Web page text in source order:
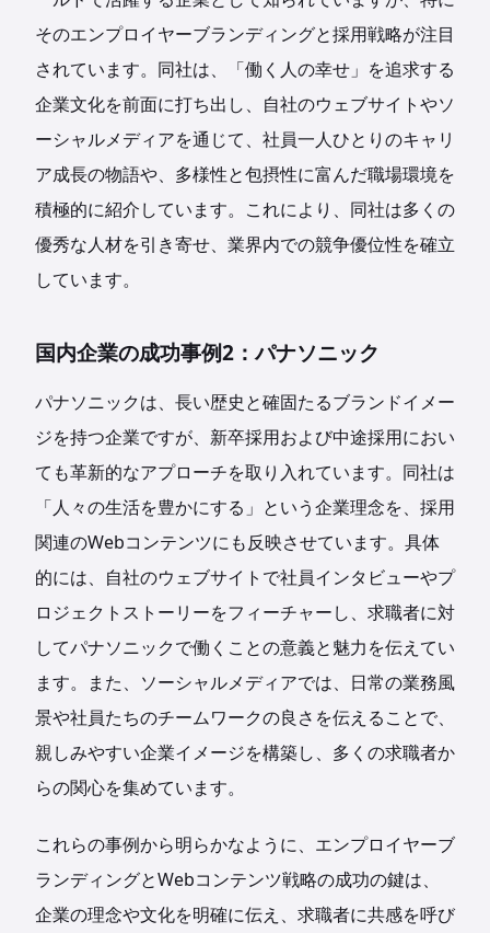
そのエンプロイヤーブランディングと採用戦略が注目
されています。同社は、「働く人の幸せ」を追求する
企業文化を前面に打ち出し、自社のウェブサイトやソ
ーシャルメディアを通じて、社員一人ひとりのキャリ
ア成長の物語や、多様性と包摂性に富んだ職場環境を
積極的に紹介しています。これにより、同社は多くの
優秀な人材を引き寄せ、業界内での競争優位性を確立
しています。
国内企業の成功事例2：パナソニック
パナソニックは、長い歴史と確固たるブランドイメー
ジを持つ企業ですが、新卒採用および中途採用におい
ても革新的なアプローチを取り入れています。同社は
「人々の生活を豊かにする」という企業理念を、採用
関連のWebコンテンツにも反映させています。具体
的には、自社のウェブサイトで社員インタビューやプ
ロジェクトストーリーをフィーチャーし、求職者に対
してパナソニックで働くことの意義と魅力を伝えてい
ます。また、ソーシャルメディアでは、日常の業務風
景や社員たちのチームワークの良さを伝えることで、
親しみやすい企業イメージを構築し、多くの求職者か
らの関心を集めています。
これらの事例から明らかなように、エンプロイヤーブ
ランディングとWebコンテンツ戦略の成功の鍵は、
企業の理念や文化を明確に伝え、求職者に共感を呼び